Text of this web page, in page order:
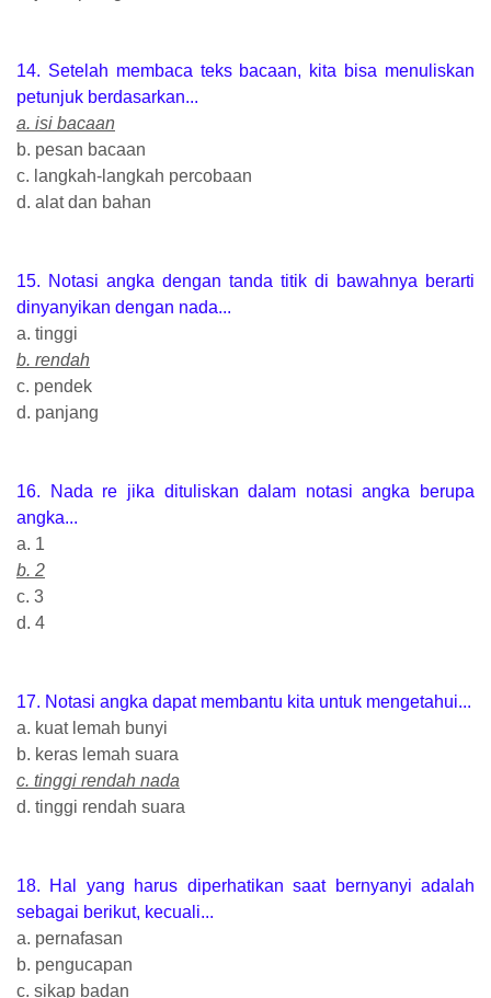
14. Setelah membaca teks bacaan, kita bisa menuliskan
petunjuk berdasarkan...
a. isi bacaan
b. pesan bacaan
c. langkah-langkah percobaan
d. alat dan bahan
15. Notasi angka dengan tanda titik di bawahnya berarti
dinyanyikan dengan nada...
a. tinggi
b. rendah
c. pendek
d. panjang
16. Nada re jika dituliskan dalam notasi angka berupa
angka...
a. 1
b. 2
c. 3
d. 4
17. Notasi angka dapat membantu kita untuk mengetahui...
a. kuat lemah bunyi
b. keras lemah suara
c. tinggi rendah nada
d. tinggi rendah suara
18. Hal yang harus diperhatikan saat bernyanyi adalah
sebagai berikut, kecuali...
a. pernafasan
b. pengucapan
c. sikap badan